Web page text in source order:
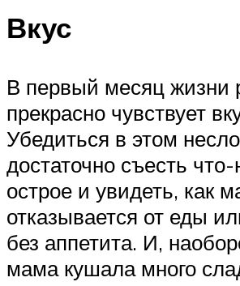
Вкус
В первый месяц жизни
прекрасно чувствует
Убедиться в этом
достаточно съесть
острое и увидеть, как
отказывается от еды
без аппетита. И,
мама кушала много